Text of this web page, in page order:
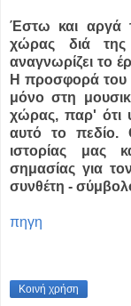
Έστω και αργά
χώρας διά
αναγνωρίζει το
Η προσφορά του
μόνο στη
χώρας, παρ' ότι
αυτό το πεδίο.
ιστορίας μας
σημασίας για
συνθέτη -
πηγη
Κοινή χρήση